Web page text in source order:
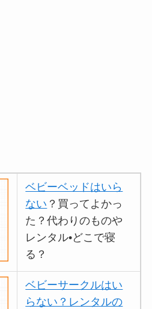
ベビーベッドはいら
ない ？買ってよかっ
た？代わりのものや
レンタル•どこで寝
る？
ベビーサークルはい
らない？レンタルの